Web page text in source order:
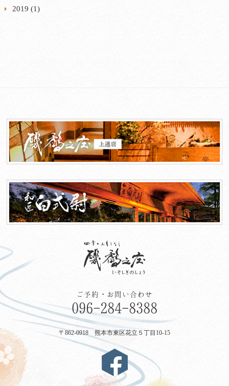
2019 (1)
ご予約・お問い合わせ
096-284-8388
〒862-0918 熊本市東区花立５丁目10-15